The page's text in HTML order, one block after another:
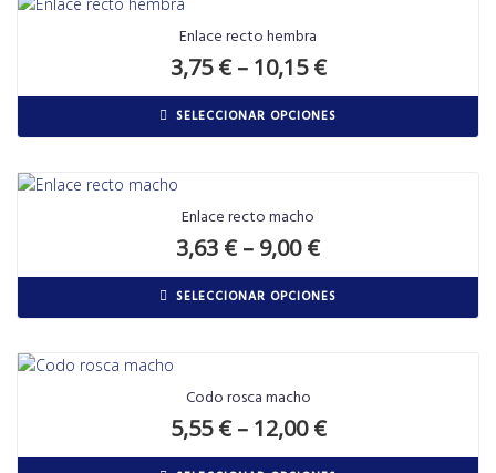
Enlace recto hembra
3,75€– 10,15€
SELECCIONAR OPCIONES
Enlace recto macho
3,63 €– 9,00€
SELECCIONAR OPCIONES
Codo rosca macho
5,55€– 12,00€